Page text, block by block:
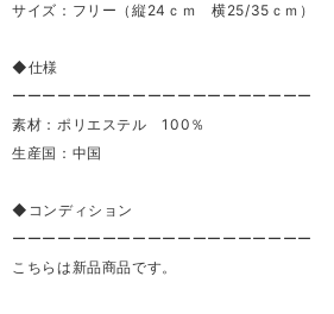
サイズ：フリー（縦24ｃｍ 横25/35ｃｍ）
◆仕様
ーーーーーーーーーーーーーーーーーーーー
素材：ポリエステル 100％
生産国：中国
◆コンディション
ーーーーーーーーーーーーーーーーーーーー
こちらは新品商品です。